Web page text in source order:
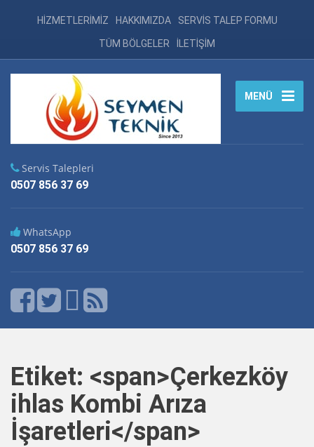
HİZMETLERİMİZ HAKKIMIZDA SERVİS TALEP FORMU
TÜM BÖLGELER İLETİŞİM
MENÜ
Servis Talepleri
0507 856 37 69
WhatsApp
0507 856 37 69
Etiket: <span>Çerkezköy
ihlas Kombi Arıza
İşaretleri</span>